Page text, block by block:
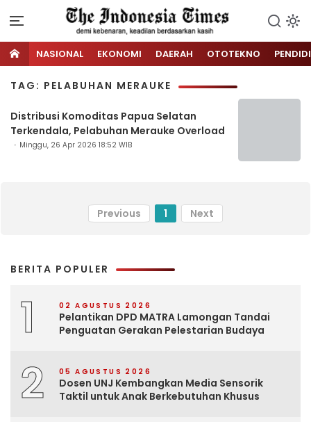
NASIONAL EKONOMI DAERAH OTOTEKNO
TAG: PELABUHAN MERAUKE
Distribusi Komoditas Papua Selatan
Terkendala, Pelabuhan Merauke Overload
Minggu, 26 Apr 2026 18:52 WIB
Previous 1 Next
BERITA POPULER
1 02 AGUSTUS 2026
Pelantikan DPD MATRA Lamongan Tandai
Penguatan Gerakan Pelestarian Budaya
2 05 AGUSTUS 2026
Dosen UNJ Kembangkan Media Sensorik
Taktil untuk Anak Berkebutuhan Khusus